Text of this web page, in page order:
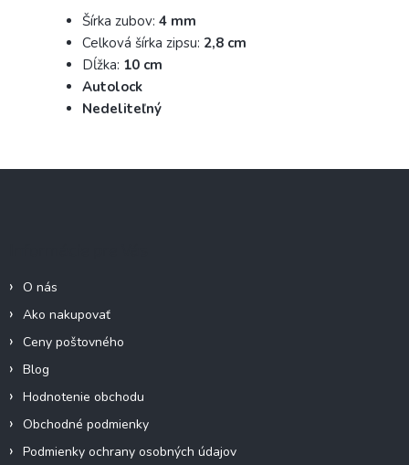
Šírka zubov: 4 mm
Celková šírka zipsu: 2,8 cm
Dĺžka: 10 cm
Autolock
Nedeliteľný
O nás
Ako nakupovať
Ceny poštovného
Blog
Hodnotenie obchodu
Obchodné podmienky
Podmienky ochrany osobných údajov